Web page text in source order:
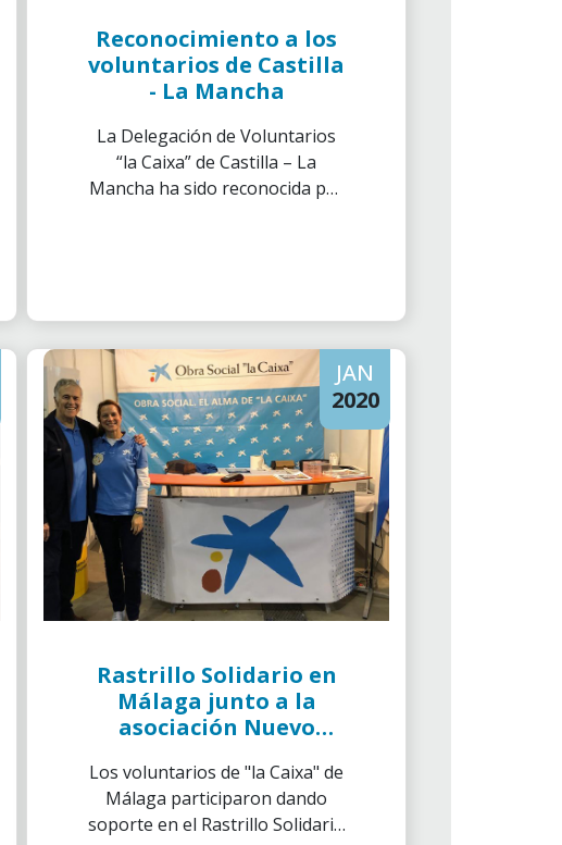
Reconocimiento a los
voluntarios de Castilla
- La Mancha
La Delegación de Voluntarios
“la Caixa” de Castilla – La
Mancha ha sido reconocida por
JAN
2020
Rastrillo Solidario en
Málaga junto a la
asociación Nuevo
Los voluntarios de "la Caixa" de
Málaga participaron dando
soporte en el Rastrillo Solidario